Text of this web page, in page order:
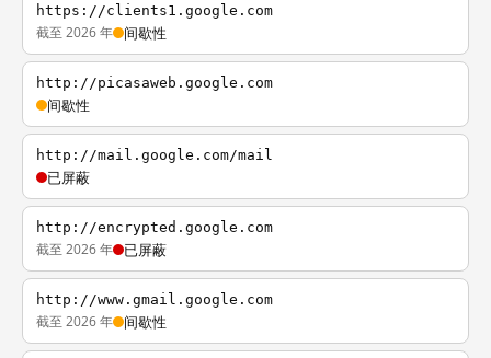
https://clients1.google.com
截至 2026 年 间歇性
http://picasaweb.google.com
间歇性
http://mail.google.com/mail
已屏蔽
http://encrypted.google.com
截至 2026 年 已屏蔽
http://www.gmail.google.com
截至 2026 年 间歇性